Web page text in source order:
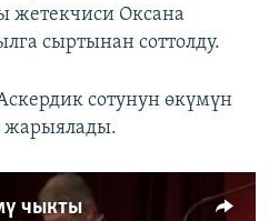
жетекчиси Оксана
сыртынан соттолду.
сотунун өкүмүн
жарыялады.
чыкты